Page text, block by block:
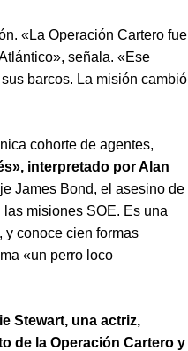
«La Operación Cartero fue
señala. «Ese
barcos. La misión cambió
cohorte de agentes,
interpretado por Alan
James Bond, el asesino de
misiones SOE. Es una
y conoce cien formas
«un perro loco
Stewart, una actriz,
de la Operación Cartero y